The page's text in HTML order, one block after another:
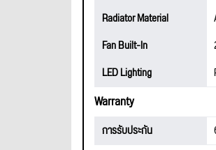
Radiator Material
Fan Built-In
LED Lighting
Warranty
การรับประกัน